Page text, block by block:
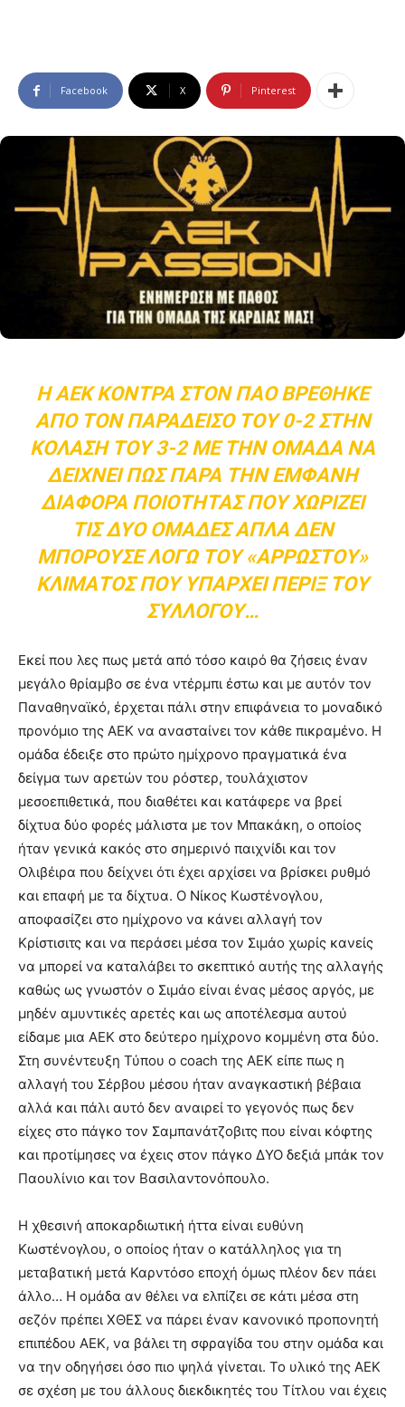
Facebook X Pinterest
Η ΑΕΚ ΚΌΝΤΡΑ ΣΤΟΝ ΠΑΟ ΒΡΈΘΗΚΕ
ΑΠΌ ΤΟΝ ΠΑΡΆΔΕΙΣΟ ΤΟΥ 0-2 ΣΤΗΝ
ΚΌΛΑΣΗ ΤΟΥ 3-2 ΜΕ ΤΗΝ ΟΜΆΔΑ ΝΑ
ΔΕΊΧΝΕΙ ΠΩΣ ΠΑΡΆ ΤΗΝ ΕΜΦΑΝΉ
ΔΙΑΦΟΡΆ ΠΟΙΌΤΗΤΑΣ ΠΟΥ ΧΩΡΊΖΕΙ
ΤΙΣ ΔΎΟ ΟΜΆΔΕΣ ΑΠΛΆ ΔΕΝ
ΜΠΟΡΟΎΣΕ ΛΌΓΩ ΤΟΥ «ΆΡΡΩΣΤΟΥ»
ΚΛΊΜΑΤΟΣ ΠΟΥ ΥΠΆΡΧΕΙ ΠΈΡΙΞ ΤΟΥ
ΣΥΛΛΌΓΟΥ…
Εκεί που λες πως μετά από τόσο καιρό θα ζήσεις έναν
μεγάλο θρίαμβο σε ένα ντέρμπι έστω και με αυτόν τον
Παναθηναϊκό, έρχεται πάλι στην επιφάνεια το μοναδικό
προνόμιο της ΑΕΚ να ανασταίνει τον κάθε πικραμένο. Η
ομάδα έδειξε στο πρώτο ημίχρονο πραγματικά ένα
δείγμα των αρετών του ρόστερ, τουλάχιστον
μεσοεπιθετικά, που διαθέτει και κατάφερε να βρεί
δίχτυα δύο φορές μάλιστα με τον Μπακάκη, ο οποίος
ήταν γενικά κακός στο σημερινό παιχνίδι και τον
Ολιβέιρα που δείχνει ότι έχει αρχίσει να βρίσκει ρυθμό
και επαφή με τα δίχτυα. Ο Νίκος Κωστένογλου,
αποφασίζει στο ημίχρονο να κάνει αλλαγή τον
Κρίστισιτς και να περάσει μέσα τον Σιμάο χωρίς κανείς
να μπορεί να καταλάβει το σκεπτικό αυτής της αλλαγής
καθώς ως γνωστόν ο Σιμάο είναι ένας μέσος αργός, με
μηδέν αμυντικές αρετές και ως αποτέλεσμα αυτού
είδαμε μια ΑΕΚ στο δεύτερο ημίχρονο κομμένη στα δύο.
Στη συνέντευξη Τύπου ο coach της ΑΕΚ είπε πως η
αλλαγή του Σέρβου μέσου ήταν αναγκαστική βέβαια
αλλά και πάλι αυτό δεν αναιρεί το γεγονός πως δεν
είχες στο πάγκο τον Σαμπανάτζοβιτς που είναι κόφτης
και προτίμησες να έχεις στον πάγκο ΔΥΟ δεξιά μπάκ τον
Παουλίνιο και τον Βασιλαντονόπουλο.
Η χθεσινή αποκαρδιωτική ήττα είναι ευθύνη
Κωστένογλου, ο οποίος ήταν ο κατάλληλος για τη
μεταβατική μετά Καρντόσο εποχή όμως πλέον δεν πάει
άλλο… Η ομάδα αν θέλει να ελπίζει σε κάτι μέσα στη
σεζόν πρέπει ΧΘΕΣ να πάρει έναν κανονικό προπονητή
επιπέδου ΑΕΚ, να βάλει τη σφραγίδα του στην ομάδα και
να την οδηγήσει όσο πιο ψηλά γίνεται. Το υλικό της ΑΕΚ
σε σχέση με του άλλους διεκδικητές του Τίτλου ναι έχεις